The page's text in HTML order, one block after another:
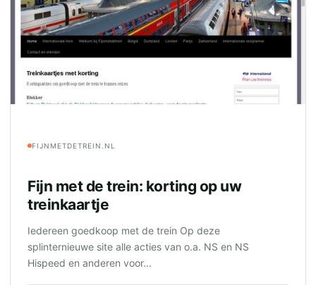
FIJNMETDETREIN.NL
Fijn met de trein: korting op uw
treinkaartje
Iedereen goedkoop met de trein Op deze
splinternieuwe site alle acties van o.a. NS en NS
Hispeed en anderen voor...